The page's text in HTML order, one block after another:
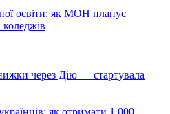
освіти: як МОН планує
коледжів
через Дію — стартувала
як отримати 1 000